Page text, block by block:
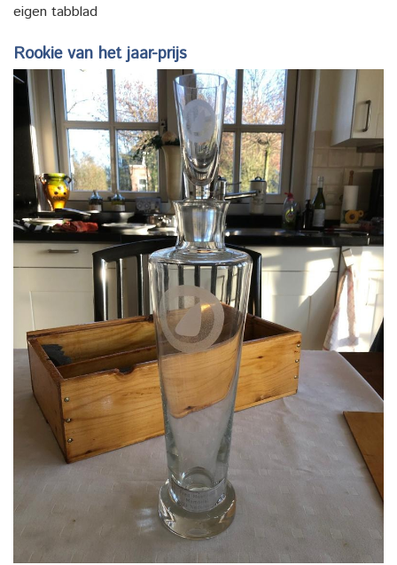
eigen tabblad
Rookie van het jaar-prijs